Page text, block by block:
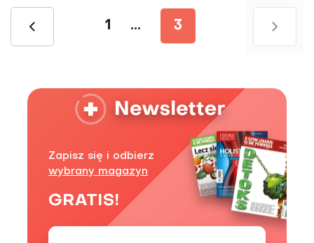
1 ... 3
Zapisz się i odbierz
wybrany magazyn
GRATIS!